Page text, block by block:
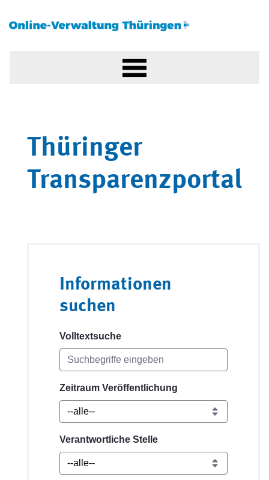
Thüringer
Transparenzportal
Informationen
suchen
Volltextsuche
Zeitraum Veröffentlichung
Verantwortliche Stelle